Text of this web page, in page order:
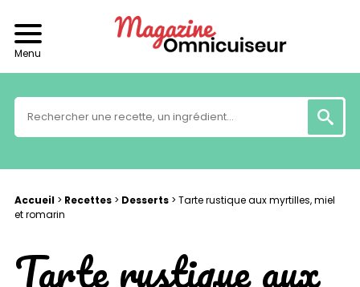
Menu
Accueil> Recettes> Desserts> Tarte rustique aux myrtilles, miel
et romarin
Tarte rustique aux